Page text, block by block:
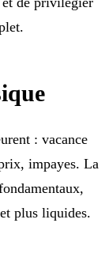
: vacance
impayes. La
plus liquides.